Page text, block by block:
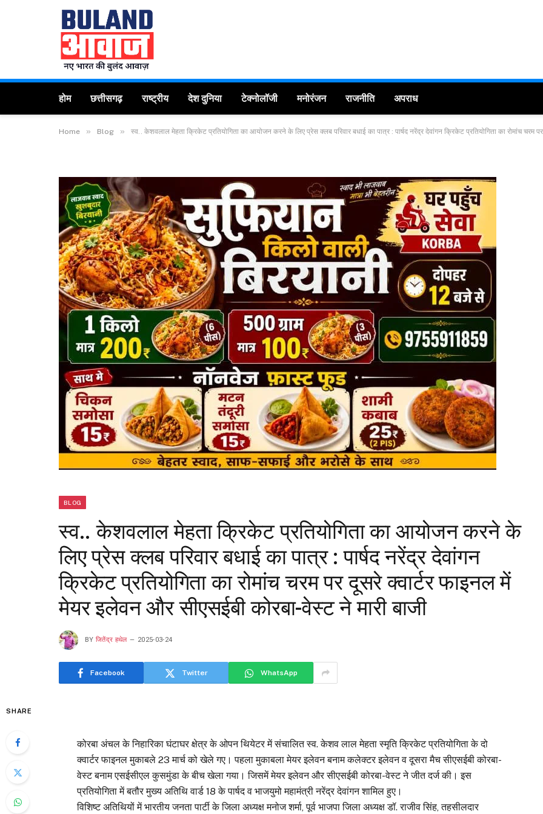
होम छत्तीसगढ़ राष्ट्रीय देश दुनिया टेक्नोलॉजी मनोरंजन राजनीति अपराध
Home » Blog » स्व.. केशवलाल मेहता क्रिकेट प्रतियोगिता का आयोजन करने के लिए प्रेस क्लब परिवार बधाई का पात्र : पार्षद नरेंद्र देवांगन क्रिकेट प्रतियोगिता का रोमांच चरम
BLOG
स्व.. केशवलाल मेहता क्रिकेट प्रतियोगिता का आयोजन करने के
लिए प्रेस क्लब परिवार बधाई का पात्र : पार्षद नरेंद्र देवांगन
क्रिकेट प्रतियोगिता का रोमांच चरम पर दूसरे क्वार्टर फाइनल में
मेयर इलेवन और सीएसईबी कोरबा-वेस्ट ने मारी बाजी
BY जितेंद्र हथेल 2025-03-24
Facebook Twitter WhatsApp
SHARE
कोरबा अंचल के निहारिका घंटाघर क्षेत्र के ओपन थियेटर में संचालित स्व. केशव लाल मेहता स्मृति क्रिकेट प्रतियोगिता के दो
क्वार्टर फाइनल मुकाबले 23 मार्च को खेले गए। पहला मुकाबला मेयर इलेवन बनाम कलेक्टर इलेवन व दूसरा मैच सीएसईबी कोरबा-
वेस्ट बनाम एसईसीएल कुसमुंडा के बीच खेला गया। जिसमें मेयर इलेवन और सीएसईबी कोरबा-वेस्ट ने जीत दर्ज की। इस
प्रतियोगिता में बतौर मुख्य अतिथि वार्ड 18 के पार्षद व भाजयुमो महामंत्री नरेंद्र देवांगन शामिल हुए।
विशिष्ट अतिथियों में भारतीय जनता पार्टी के जिला अध्यक्ष मनोज शर्मा, पूर्व भाजपा जिला अध्यक्ष डॉ. राजीव सिंह, तहसीलदार